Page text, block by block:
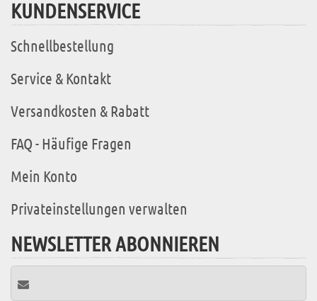
KUNDENSERVICE
Schnellbestellung
Service & Kontakt
Versandkosten & Rabatt
FAQ - Häufige Fragen
Mein Konto
Privateinstellungen verwalten
NEWSLETTER ABONNIEREN